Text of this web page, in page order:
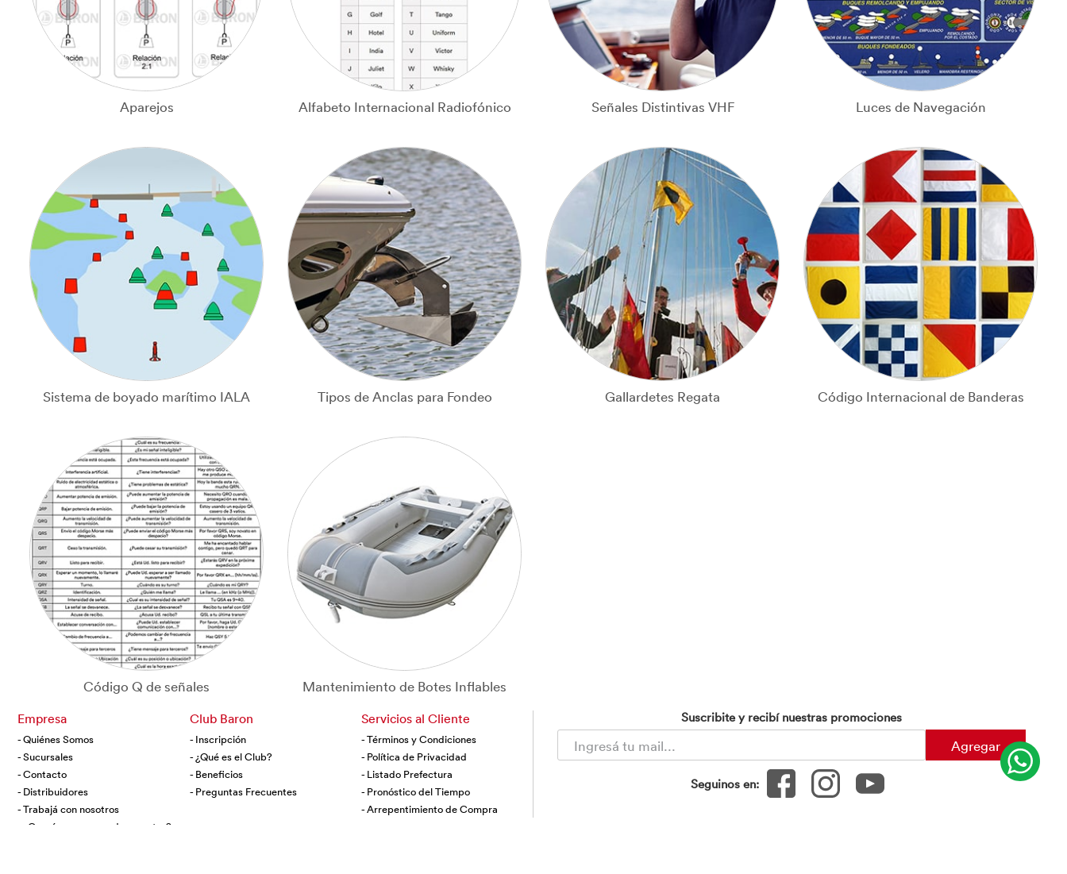
Aparejos Alfabeto Internacional Radiofónico Señales Distintivas VHF Luces de Navegación
Sistema de boyado marítimo IALA Tipos de Anclas para Fondeo Gallardetes Regata Código Internacional de Banderas
Código Q de señales Mantenimiento de Botes Inflables
Empresa
- Quiénes Somos
- Sucursales
- Contacto
- Distribuidores
- Trabajá con nosotros
- ¿Querés ser proveedor nuestro?
Club Baron
- Inscripción
- ¿Qué es el Club?
- Beneficios
- Preguntas Frecuentes
Servicios al Cliente
- Términos y Condiciones
- Política de Privacidad
- Listado Prefectura
- Pronóstico del Tiempo
- Arrepentimiento de Compra
Suscribite y recibí nuestras promociones
Agregar
Seguinos en: